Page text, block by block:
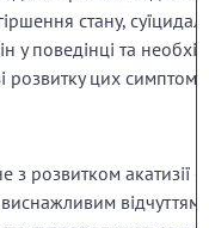
стану,
у поведінці та
розвитку цих
розвитком акатизії –
відчуттям